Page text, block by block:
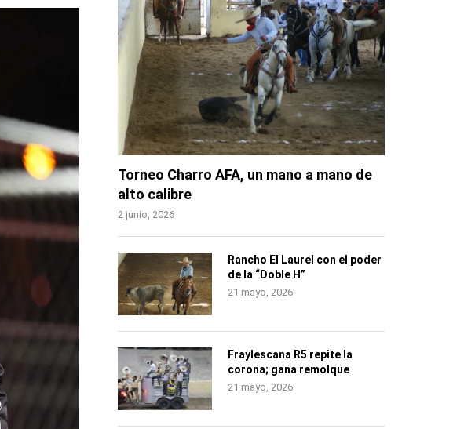
Torneo Charro AFA, un mano a mano de
alto calibre
2 junio, 2026
Rancho El Laurel con el poder
de la “Doble H”
21 mayo, 2026
Fraylescana R5 repite la
corona; gana remolque
21 mayo, 2026